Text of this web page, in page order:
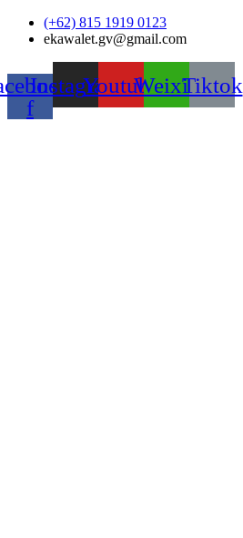
Skip
(+62) 815 1919 0123
ekawalet.gv@gmail.com
f
InstagramYoutubeWeixinTiktok